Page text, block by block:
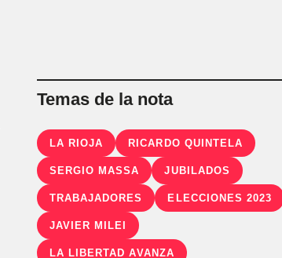
Temas de la nota
LA RIOJA RICARDO QUINTELA
SERGIO MASSA JUBILADOS
TRABAJADORES ELECCIONES 2023
JAVIER MILEI
LA LIBERTAD AVANZA